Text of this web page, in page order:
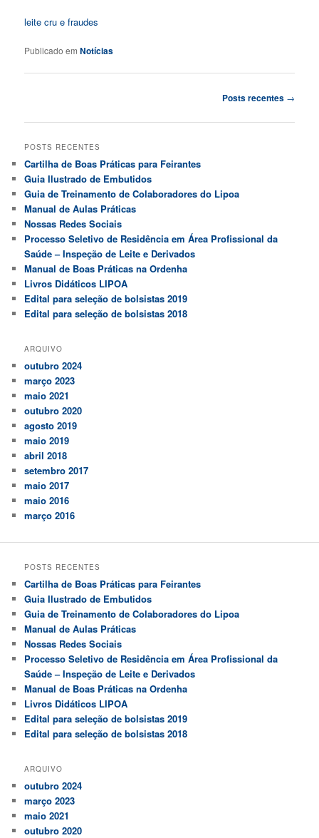
leite cru e fraudes
Publicado em Notícias
posts
Posts recentes →
POSTS RECENTES
Cartilha de Boas Práticas para Feirantes
Guia Ilustrado de Embutidos
Guia de Treinamento de Colaboradores do Lipoa
Manual de Aulas Práticas
Nossas Redes Sociais
Processo Seletivo de Residência em Área Profissional da
Saúde – Inspeção de Leite e Derivados
Manual de Boas Práticas na Ordenha
Livros Didáticos LIPOA
Edital para seleção de bolsistas 2019
Edital para seleção de bolsistas 2018
ARQUIVO
outubro 2024
março 2023
maio 2021
outubro 2020
agosto 2019
maio 2019
abril 2018
setembro 2017
maio 2017
maio 2016
março 2016
POSTS RECENTES
Cartilha de Boas Práticas para Feirantes
Guia Ilustrado de Embutidos
Guia de Treinamento de Colaboradores do Lipoa
Manual de Aulas Práticas
Nossas Redes Sociais
Processo Seletivo de Residência em Área Profissional da
Saúde – Inspeção de Leite e Derivados
Manual de Boas Práticas na Ordenha
Livros Didáticos LIPOA
Edital para seleção de bolsistas 2019
Edital para seleção de bolsistas 2018
ARQUIVO
outubro 2024
março 2023
maio 2021
outubro 2020